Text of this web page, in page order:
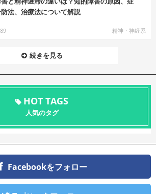
法、治療法について解説
精神・神経系
続きを見る
HOT TAGS
人気のタグ
Facebookをフォロー